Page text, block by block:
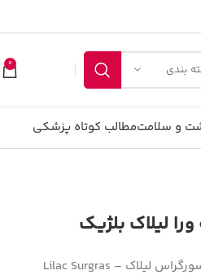
بندی 0
و سلامتمطالب کوتاه پزشکی
لیلاک بلژیک
اختصار تجویزی پزشکان پن سورگراس لیلاک – Lilac Surgras